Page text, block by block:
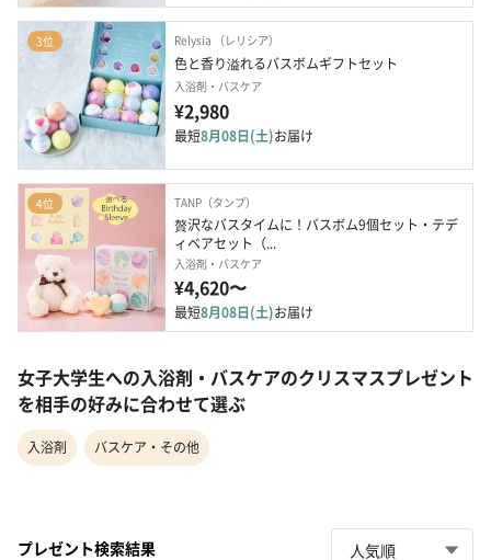
3位 Relysia （レリシア）
色と香り溢れるバスボムギフトセット
入浴剤・バスケア
¥2,980
最短8月08日(土)お届け
4位 TANP（タンプ）
贅沢なバスタイムに！バスボム9個セット・テデ
ィベアセット（...
入浴剤・バスケア
¥4,620〜
最短8月08日(土)お届け
女子大学生への入浴剤・バスケアのクリスマスプレゼント
を相手の好みに合わせて選ぶ
入浴剤 バスケア・その他
プレゼント検索結果